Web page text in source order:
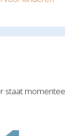
staat